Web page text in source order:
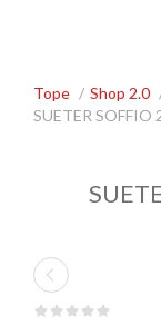
Tope / Shop 2.0
SUETER SOFFIO